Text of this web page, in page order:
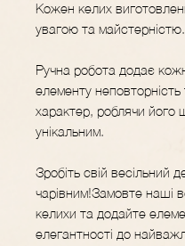
Кожен келих
увагою та майстерністю.
Ручна робота додає
елементу
характер, роблячи його
унікальним.
Зробіть свій весільний
чарівним!Замовте наші
келихи та додайте
елегантності до